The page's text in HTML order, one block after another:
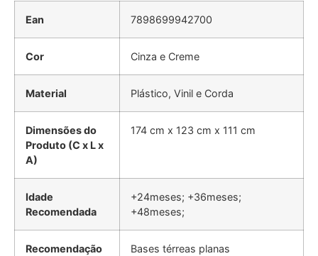
Ean 7898699942700
Cor ‎Cinza e Creme
Material Plástico, Vinil e Corda
Dimensões do
Produto (C x L x
A)
‎174 cm x 123 cm x 111 cm
Idade
Recomendada
+24meses; +36meses;
+48meses;
Recomendação
Bases térreas planas